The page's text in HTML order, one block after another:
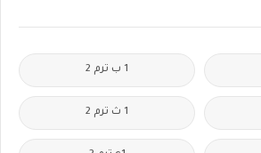
1 ب ترم 2
1 ث ترم 2